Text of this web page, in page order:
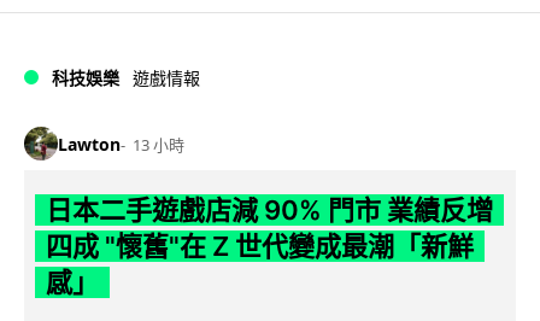
科技娛樂 遊戲情報
Lawton 13 小時
日本二手遊戲店減 90% 門市 業績反增
四成 "懷舊"在 Z 世代變成最潮「新鮮
感」